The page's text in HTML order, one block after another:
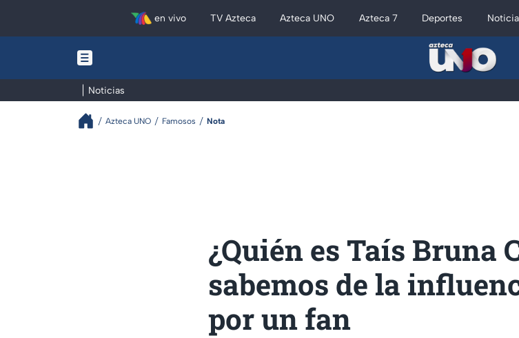
en vivo TV Azteca Azteca UNO Azteca 7 Deportes
Noticias
Azteca UNO Famosos Nota
¿Quién es Taís Bruna
sabemos de la
por un fan